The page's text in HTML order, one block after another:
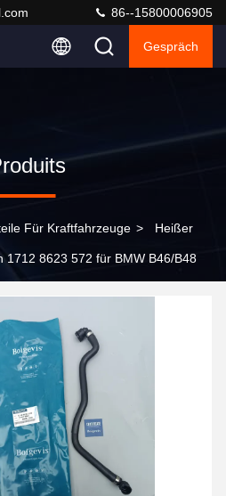
86--15800006905
Gespräch
Für Kraftfahrzeuge > Heißer
1712 8623 572 für BMW B46/B48